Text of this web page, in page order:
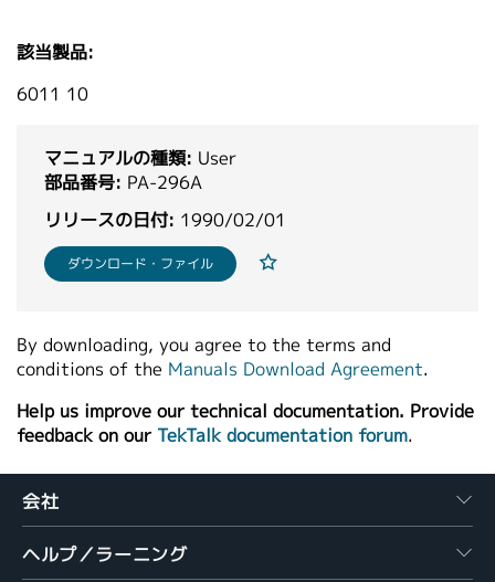
韓国語
繁體中文
該当製品:
6011 10
マニュアルの種類: User
部品番号: PA-296A
リリースの日付: 1990/02/01
ダウンロード・ファイル
By downloading, you agree to the terms and
conditions of the Manuals Download Agreement.
Help us improve our technical documentation. Provide
feedback on our TekTalk documentation forum.
会社
ヘルプ／ラーニング